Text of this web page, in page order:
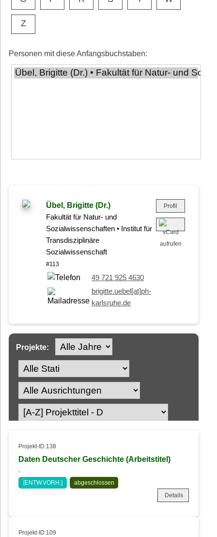
Z
Personen mit diese Anfangsbuchstaben:
Übel, Brigitte (Dr.)
Fakultät für Natur- und
Sozialwissenschaften • Institut für
Transdisziplinäre
Sozialwissenschaft
#113
49 721 925 4630
brigitte.uebel[at]ph-
karlsruhe.de
Profil
Projekte:
Projekt-ID:138
Daten Deutscher Geschichte (Arbeitstitel)
-
[ENTW.VORH.]
abgeschlossen
Details
Projekt-ID:109